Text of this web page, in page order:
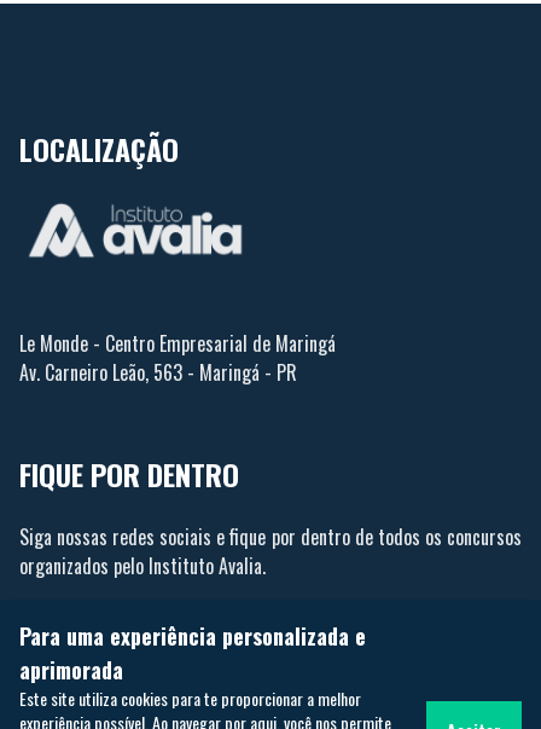
Para uma experiência personalizada e
aprimorada
Este site utiliza cookies para te proporcionar a melhor
experiência possível. Ao navegar por aqui, você nos permite
LOCALIZAÇÃO
Le Monde - Centro Empresarial de Maringá
Av. Carneiro Leão, 563 - Maringá - PR
FIQUE POR DENTRO
Siga nossas redes sociais e fique por dentro de todos os concursos
organizados pelo Instituto Avalia.